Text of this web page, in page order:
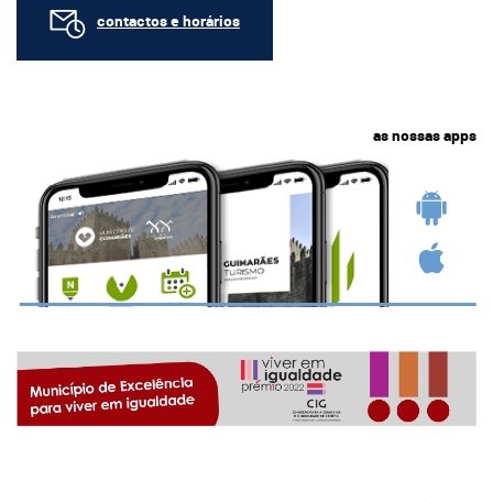
contactos e horários
as nossas apps